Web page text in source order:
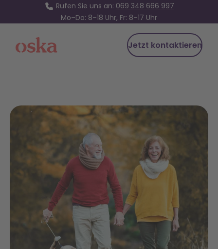
Rufen Sie uns an: 069 348 666 997
Mo–Do: 8–18 Uhr, Fr: 8–17 Uhr
Oska Health Jetzt kontaktieren